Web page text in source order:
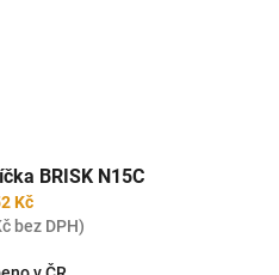
BRISK N15C
Kč
bez DPH)